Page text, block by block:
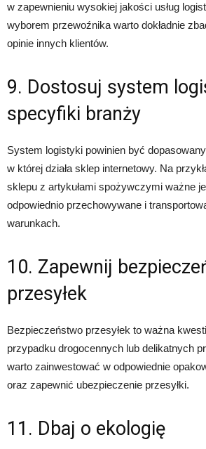
w zapewnieniu wysokiej jakości usług
wyborem przewoźnika warto dokładnie
opinie innych klientów.
9. Dostosuj system
specyfiki branży
System logistyki powinien być
w której działa sklep internetowy. Na
sklepu z artykułami spożywczymi ważne
odpowiednio przechowywane i
warunkach.
10. Zapewnij
przesyłek
Bezpieczeństwo przesyłek to ważna
przypadku drogocennych lub delikatnych
warto zainwestować w odpowiednie
oraz zapewnić ubezpieczenie przesyłki.
11. Dbaj o ekologię